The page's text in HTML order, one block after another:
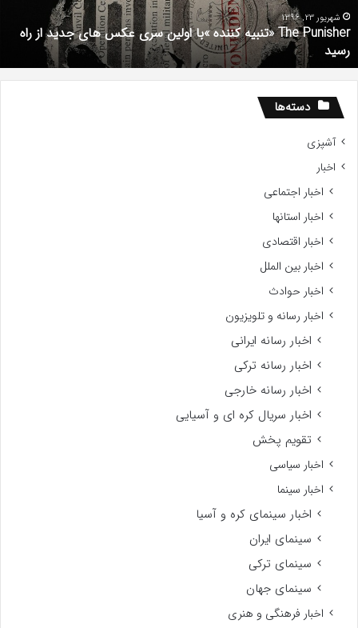
عکس
های
جدید
از
راه
رسید
شهریور 23, 1396
The Punisher «تنبیه کننده »با اولین سری عکس های جدید از راه
رسید
دسته‌ها
آشپزی
اخبار
اخبار اجتماعی
اخبار استانها
اخبار اقتصادی
اخبار بین الملل
اخبار حوادث
اخبار رسانه و تلویزیون
اخبار رسانه ایرانی
اخبار رسانه ترکی
اخبار رسانه خارجی
اخبار سریال کره ای و آسیایی
تقویم پخش
اخبار سیاسی
اخبار سینما
اخبار سینمای کره و آسیا
سینمای ایران
سینمای ترکی
سینمای جهان
اخبار فرهنگی و هنری